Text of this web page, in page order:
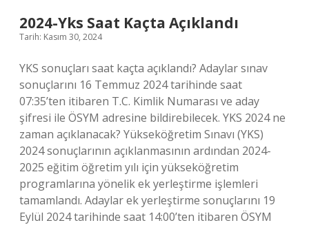
2024-Yks Saat Kaçta Açıklandı
Tarih: Kasım 30, 2024
YKS sonuçları saat kaçta açıklandı? Adaylar sınav
sonuçlarını 16 Temmuz 2024 tarihinde saat
07:35’ten itibaren T.C. Kimlik Numarası ve aday
şifresi ile ÖSYM adresine bildirebilecek. YKS 2024 ne
zaman açıklanacak? Yükseköğretim Sınavı (YKS)
2024 sonuçlarının açıklanmasının ardından 2024-
2025 eğitim öğretim yılı için yükseköğretim
programlarına yönelik ek yerleştirme işlemleri
tamamlandı. Adaylar ek yerleştirme sonuçlarını 19
Eylül 2024 tarihinde saat 14:00’ten itibaren ÖSYM